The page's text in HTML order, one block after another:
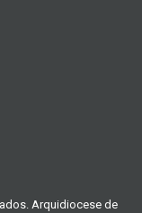
Arquidiocese de